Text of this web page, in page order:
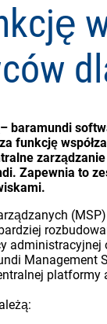
– baramundi
funkcję
Zapewnia to
Management